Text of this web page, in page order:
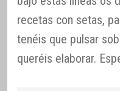
recetas con setas,
tenéis que pulsar
queréis elaborar.